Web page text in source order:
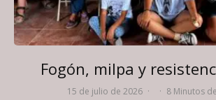
Fogón, milpa y
15 de julio de 2026 · · 8 Minutos